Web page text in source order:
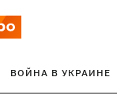
ВОЙНА В УКРАИНЕ